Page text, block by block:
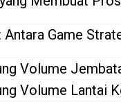
Game
Volume
Volume Lantai